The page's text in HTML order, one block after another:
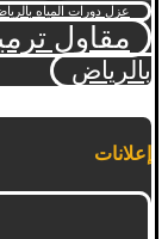
عزل دورات المياه
مقاول
بالرياض
إعلانات